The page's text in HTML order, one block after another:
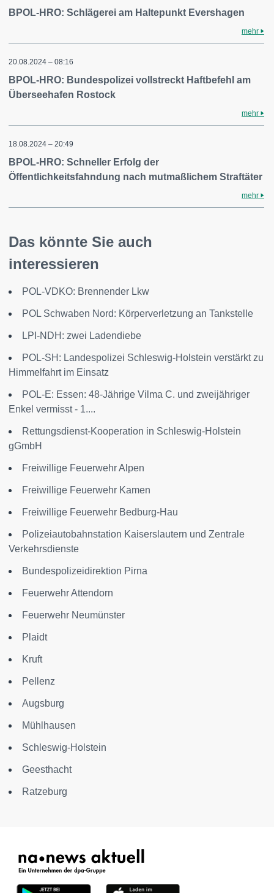
BPOL-HRO: Schlägerei am Haltepunkt Evershagen
mehr
20.08.2024 – 08:16
BPOL-HRO: Bundespolizei vollstreckt Haftbefehl am
Überseehafen Rostock
mehr
18.08.2024 – 20:49
BPOL-HRO: Schneller Erfolg der
Öffentlichkeitsfahndung nach mutmaßlichem Straftäter
mehr
Das könnte Sie auch
interessieren
POL-VDKO: Brennender Lkw
POL Schwaben Nord: Körperverletzung an Tankstelle
LPI-NDH: zwei Ladendiebe
POL-SH: Landespolizei Schleswig-Holstein verstärkt zu
Himmelfahrt im Einsatz
POL-E: Essen: 48-Jährige Vilma C. und zweijähriger
Enkel vermisst - 1....
Rettungsdienst-Kooperation in Schleswig-Holstein
gGmbH
Freiwillige Feuerwehr Alpen
Freiwillige Feuerwehr Kamen
Freiwillige Feuerwehr Bedburg-Hau
Polizeiautobahnstation Kaiserslautern und Zentrale
Verkehrsdienste
Bundespolizeidirektion Pirna
Feuerwehr Attendorn
Feuerwehr Neumünster
Plaidt
Kruft
Pellenz
Augsburg
Mühlhausen
Schleswig-Holstein
Geesthacht
Ratzeburg